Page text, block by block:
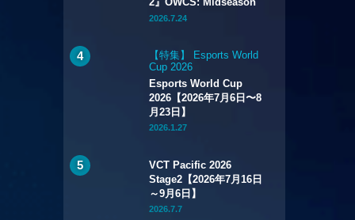
Championship【2026年
2026.7.24
【特集】 Esports World
Cup 2026
Esports World Cup
2026【2026年7月6日〜8
月23日】
2026.1.27
VCT Pacific 2026
Stage2【2026年7月16日
～9月6日】
2026.7.7